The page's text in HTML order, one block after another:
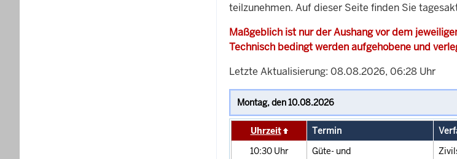
teilzunehmen. Auf dieser Seite finden Sie
Maßgeblich ist nur der Aushang vor dem
Technisch bedingt werden aufgehobene und
Letzte Aktualisierung: 08.08.2026, 06:28 Uhr
Uhrzeit Termin
10:30 Uhr
Güte- und